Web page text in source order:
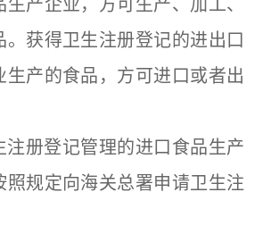
产企业，方可生产、加工、
。获得卫生注册登记的进出口
生产的食品，方可进口或者出
册登记管理的进口食品生产
照规定向海关总署申请卫生注